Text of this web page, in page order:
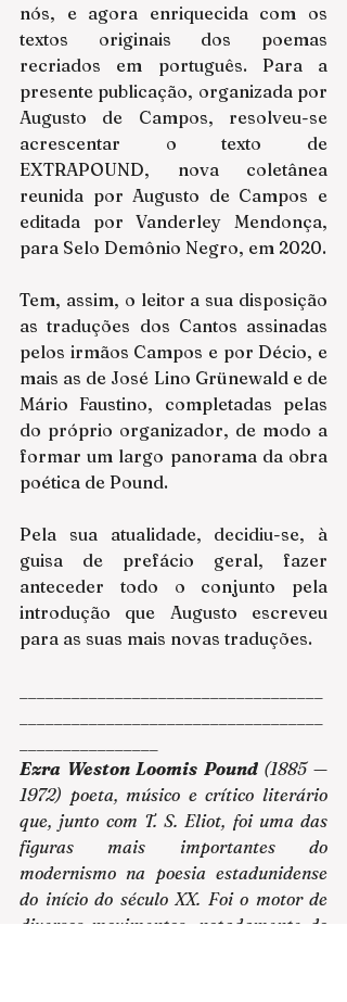
nós, e agora enriquecida com os
textos originais dos poemas
recriados em português. Para a
presente publicação, organizada por
Augusto de Campos, resolveu-se
acrescentar o texto de
EXTRAPOUND, nova coletânea
reunida por Augusto de Campos e
editada por Vanderley Mendonça,
para Selo Demônio Negro, em 2020.
Tem, assim, o leitor a sua disposição
as traduções dos Cantos assinadas
pelos irmãos Campos e por Décio, e
mais as de José Lino Grünewald e de
Mário Faustino, completadas pelas
do próprio organizador, de modo a
formar um largo panorama da obra
poética de Pound.
Pela sua atualidade, decidiu-se, à
guisa de prefácio geral, fazer
anteceder todo o conjunto pela
introdução que Augusto escreveu
para as suas mais novas traduções.
Ezra Weston Loomis Pound (1885 —
1972) poeta, músico e crítico literário
que, junto com T. S. Eliot, foi uma das
figuras mais importantes do
modernismo na poesia estadunidense
do início do século XX. Foi o motor de
diversos movimentos, notadamente do